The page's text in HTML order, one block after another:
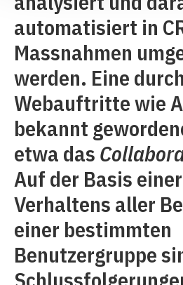
automatisiert in
Massnahmen
werden. Eine
Webauftritte wie
bekannt
etwa das
Auf der Basis
Verhaltens aller
einer bestimmten
Benutzergruppe